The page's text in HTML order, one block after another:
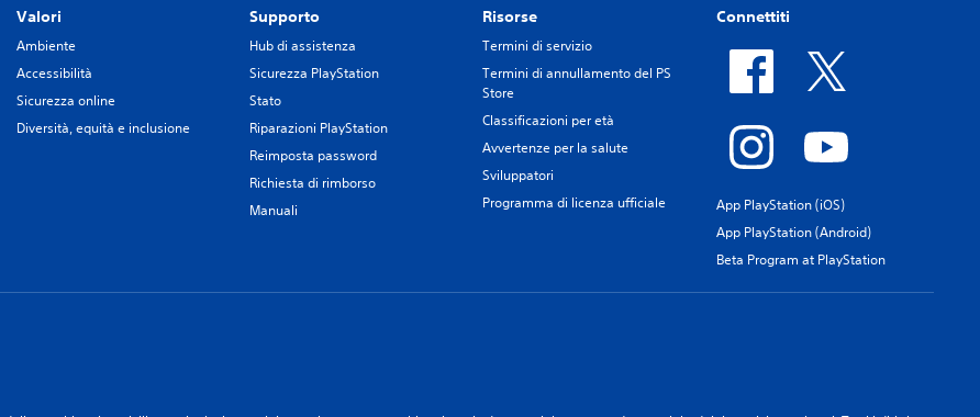
Valori
Ambiente
Accessibilità
Sicurezza online
Diversità, equità e inclusione
Supporto
Hub di assistenza
Sicurezza PlayStation
Stato
Riparazioni PlayStation
Reimposta password
Richiesta di rimborso
Manuali
Risorse
Termini di servizio
Termini di annullamento del PS
Store
Classificazioni per età
Avvertenze per la salute
Sviluppatori
Programma di licenza ufficiale
Connettiti
App PlayStation (iOS)
App PlayStation (Android)
Beta Program at PlayStation